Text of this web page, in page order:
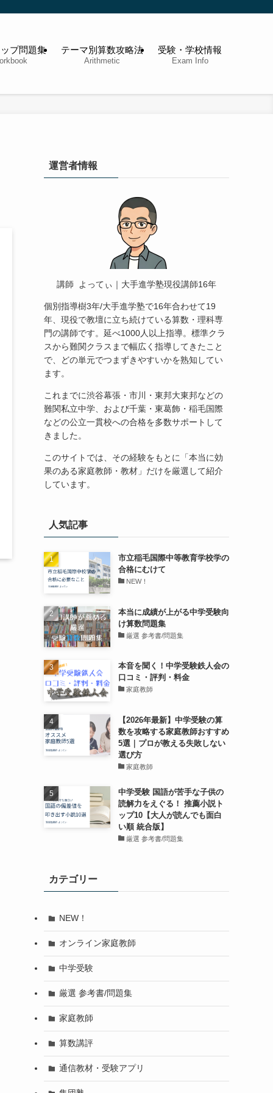
プ問題集 テーマ別算数攻略法
Arithmetic
受験・学校情報
Exam Info
運営者情報
講師 よってぃ｜大手進学塾現役講師16年
個別指導樹3年/大手進学塾で16年合わせて19
年、現役で教壇に立ち続けている算数・理科専
門の講師です。延べ1000人以上指導。標準クラ
スから難関クラスまで幅広く指導してきたこと
で、どの単元でつまずきやすいかを熟知してい
ます。
これまでに渋谷幕張・市川・東邦大東邦などの
難関私立中学、および千葉・東葛飾・稲毛国際
などの公立一貫校への合格を多数サポートして
きました。
このサイトでは、その経験をもとに「本当に効
果のある家庭教師・教材」だけを厳選して紹介
しています。
人気記事
市立稲毛国際中等教育学校学の
合格にむけて
NEW！
本当に成績が上がる中学受験向
け算数問題集
厳選 参考書/問題集
本音を聞く！中学受験鉄人会の
口コミ・評判・料金
家庭教師
【2026年最新】中学受験の算
数を攻略する家庭教師おすすめ
5選｜プロが教える失敗しない
選び方
家庭教師
中学受験 国語が苦手な子供の
読解力をえぐる！ 推薦小説ト
ップ10【大人が読んでも面白
い順 統合版】
厳選 参考書/問題集
カテゴリー
NEW！
オンライン家庭教師
中学受験
厳選 参考書/問題集
家庭教師
算数講評
通信教材・受験アプリ